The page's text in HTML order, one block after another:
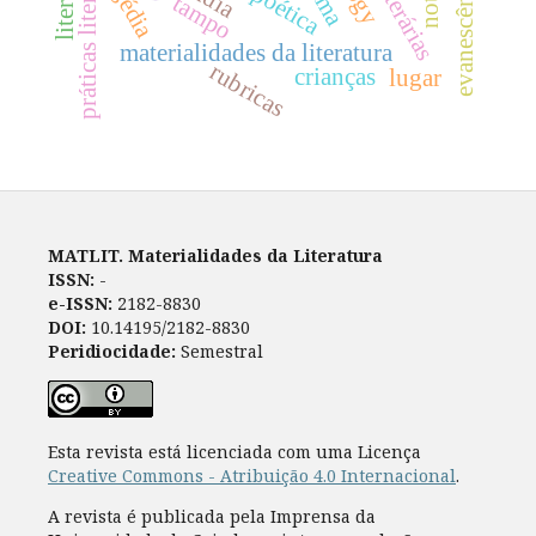
materialidades da literatura
tampo
rubricas crianças lugar evanescência
MATLIT. Materialidades da Literatura
ISSN: -
e-ISSN: 2182-8830
DOI: 10.14195/2182-8830
Peridiocidade: Semestral
Esta revista está licenciada com uma Licença
Creative Commons - Atribuição 4.0 Internacional.
A revista é publicada pela Imprensa da